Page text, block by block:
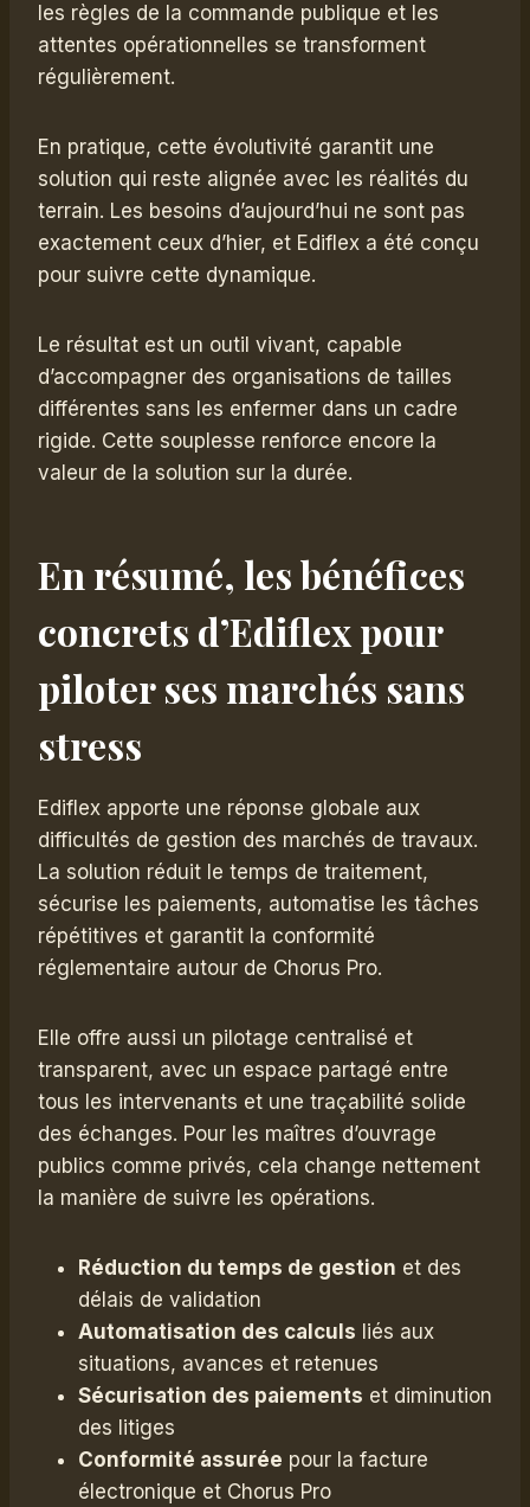
les règles de la commande publique et les
attentes opérationnelles se transforment
régulièrement.
En pratique, cette évolutivité garantit une
solution qui reste alignée avec les réalités du
terrain. Les besoins d’aujourd’hui ne sont pas
exactement ceux d’hier, et Ediflex a été conçu
pour suivre cette dynamique.
Le résultat est un outil vivant, capable
d’accompagner des organisations de tailles
différentes sans les enfermer dans un cadre
rigide. Cette souplesse renforce encore la
valeur de la solution sur la durée.
En résumé, les bénéfices
concrets d’Ediflex pour
piloter ses marchés sans
stress
Ediflex apporte une réponse globale aux
difficultés de gestion des marchés de travaux.
La solution réduit le temps de traitement,
sécurise les paiements, automatise les tâches
répétitives et garantit la conformité
réglementaire autour de Chorus Pro.
Elle offre aussi un pilotage centralisé et
transparent, avec un espace partagé entre
tous les intervenants et une traçabilité solide
des échanges. Pour les maîtres d’ouvrage
publics comme privés, cela change nettement
la manière de suivre les opérations.
Réduction du temps de gestion et des
délais de validation
Automatisation des calculs liés aux
situations, avances et retenues
Sécurisation des paiements et diminution
des litiges
Conformité assurée pour la facture
électronique et Chorus Pro